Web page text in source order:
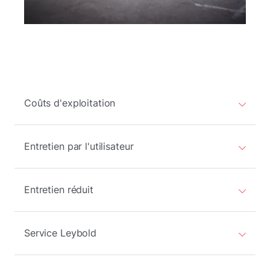
Coûts d'exploitation
Entretien par l'utilisateur
Entretien réduit
Service Leybold